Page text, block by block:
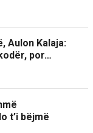
Aulon Kalaja:
por…
t’i bëjmë